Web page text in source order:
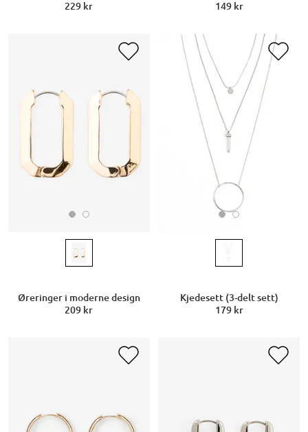
229 kr
149 kr
Øreringer i moderne design
209 kr
Kjedesett (3-delt sett)
179 kr